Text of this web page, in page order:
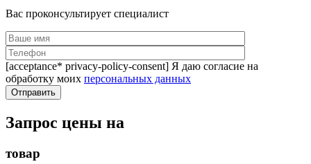
Вас проконсультирует специалист
[acceptance* privacy-policy-consent] Я даю согласие на
обработку моих персональных данных
Запрос цены на
товар